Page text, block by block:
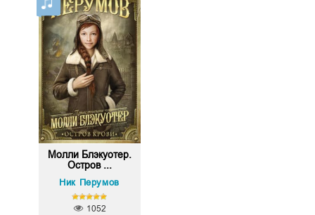
Молли Блэкуотер.
Остров ...
Ник Перумов
1052